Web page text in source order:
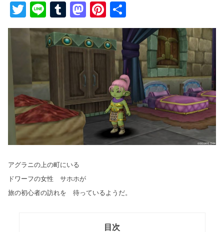
T
wi
tt
er
Li
n
e
T
u
m
bl
M
a
st
o
d
o
n
Pi
nt
er
e
st
有
アグラニの上の町にいる
ドワーフの女性 サホホが
旅の初心者の訪れを 待っているようだ。
目次